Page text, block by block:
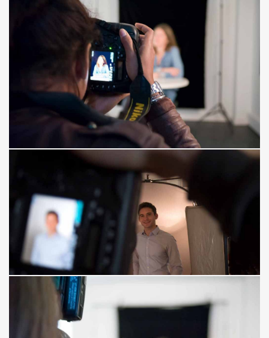
Atelier Regards Croisés Séminaire
SOGELINK GROUP